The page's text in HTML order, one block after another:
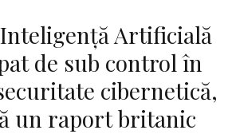
Artificială
de sub control în
cibernetică,
un raport britanic